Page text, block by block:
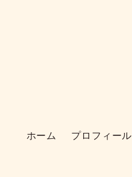
ホーム プロフィール